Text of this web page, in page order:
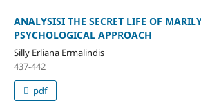
ANALYSISI THE SECRET LIFE OF
PSYCHOLOGICAL APPROACH
Silly Erliana Ermalindis
437-442
pdf